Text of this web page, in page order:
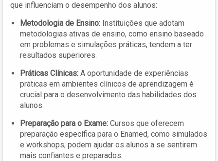
que influenciam o desempenho dos alunos:
Metodologia de Ensino: Instituições que adotam
metodologias ativas de ensino, como ensino baseado
em problemas e simulações práticas, tendem a ter
resultados superiores.
Práticas Clínicas: A oportunidade de experiências
práticas em ambientes clínicos de aprendizagem é
crucial para o desenvolvimento das habilidades dos
alunos.
Preparação para o Exame: Cursos que oferecem
preparação específica para o Enamed, como simulados
e workshops, podem ajudar os alunos a se sentirem
mais confiantes e preparados.